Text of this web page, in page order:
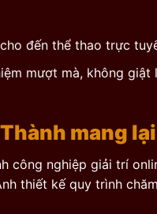
đến thể thao trực
mượt mà, không
mang lại
công nghiệp giải trí
thiết kế quy trình